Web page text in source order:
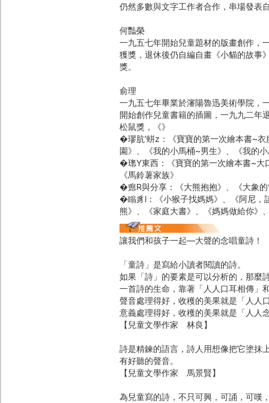
仍然多數與文字工作者合作，串場發表
何豔榮
一九五七年開始兒童題材的版畫創作，
獲獎，退休後仍自編自畫《小貓的故事
獎。
俞理
一九五七年畢業於瀋陽魯迅美術學院，
開始創作兒童書籍的插圖，一九九二年
松鼠獎，《》
�璆肮’蛢z：《寶寶的第一次繪本書~
園》、《我的小馬桶~男生》、《我的
�璁Y東西：《寶寶的第一次繪本書~大
《馬鈴薯家族》
�瘛R與分享：《大熊抱抱》、《大象
�瞈豸l：《小猴子找媽媽》、《阿尼，
熊》、《家庭大書》、《媽媽做給你》
讓我們和孩子一起―大聲的念唱童詩！
「童詩」是寫給小讀者閱讀的詩。
如果「詩」的要素是可以分析的，那麼
一首詩的生命，靠著「人人口耳相傳」
聲音處理得好，收穫的美果就是「人人
意義處理得好，收穫的美果就是「人人
【兒童文學作家 林良】
詩是精鍊的語言，詩人用想像把它塗抹
有好聽的聲音。
【兒童文學作家 馬景賢】
為兒童寫的詩，不只可興，可誦，可